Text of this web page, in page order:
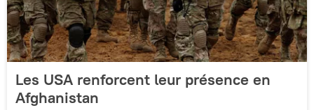
Les USA renforcent leur présence en
Afghanistan